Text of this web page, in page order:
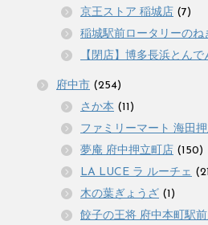
京王ストア 稲城店 (7)
稲城駅前ロータリーのね
【閉店】博多長浜とん
府中市 (254)
さか本 (11)
ファミリーマート 海田
夢庵 府中押立町店 (150)
LA LUCE ラ ルーチェ
木の葉ぎょうざ (1)
餃子の王将 府中本町駅